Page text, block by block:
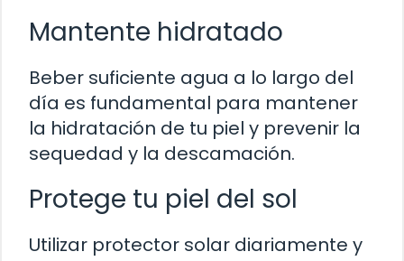
Mantente hidratado
Beber suficiente agua a lo largo del
día es fundamental para mantener
la hidratación de tu piel y prevenir la
sequedad y la descamación.
Protege tu piel del sol
Utilizar protector solar diariamente y